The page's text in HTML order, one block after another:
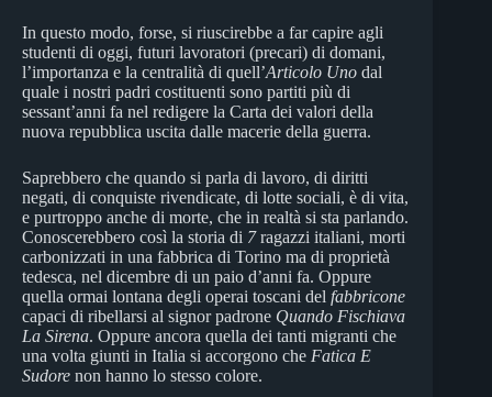
In questo modo, forse, si riuscirebbe a far capire agli
studenti di oggi, futuri lavoratori (precari) di domani,
l’importanza e la centralità di quell’Articolo Uno dal
quale i nostri padri costituenti sono partiti più di
sessant’anni fa nel redigere la Carta dei valori della
nuova repubblica uscita dalle macerie della guerra.
Saprebbero che quando si parla di lavoro, di diritti
negati, di conquiste rivendicate, di lotte sociali, è di vita,
e purtroppo anche di morte, che in realtà si sta parlando.
Conoscerebbero così la storia di 7ragazzi italiani, morti
carbonizzati in una fabbrica di Torino ma di proprietà
tedesca, nel dicembre di un paio d’anni fa. Oppure
quella ormai lontana degli operai toscani del fabbricone
capaci di ribellarsi al signor padrone Quando Fischiava
La Sirena. Oppure ancora quella dei tanti migranti che
una volta giunti in Italia si accorgono che Fatica E
Sudore non hanno lo stesso colore.